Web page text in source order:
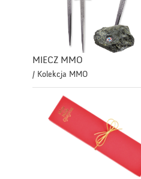
MIECZ MMO
/ Kolekcja MMO